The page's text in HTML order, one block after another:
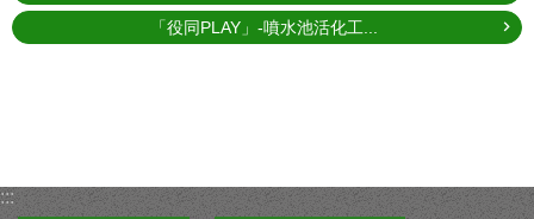
「役同PLAY」-噴水池活化工...
:::